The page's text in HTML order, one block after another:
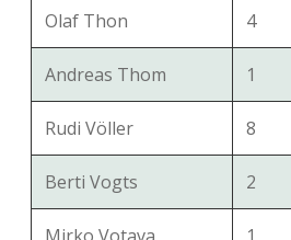
Olaf Thon 4
Andreas Thom 1
Rudi Völler 8
Berti Vogts 2